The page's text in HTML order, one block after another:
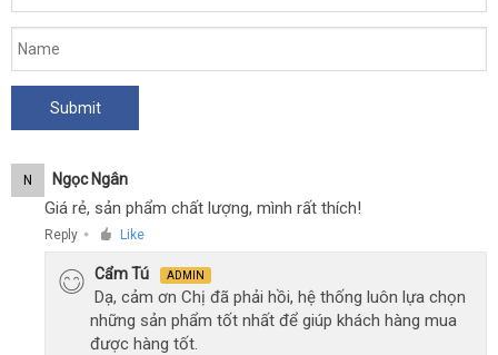
N Ngọc Ngân
Giá rẻ, sản phẩm chất lượng, mình rất thích!
Reply ● Like
Cẩm Tú ADMIN
Dạ, cảm ơn Chị đã phải hồi, hệ thống luôn lựa chọn
những sản phẩm tốt nhất để giúp khách hàng mua
được hàng tốt.